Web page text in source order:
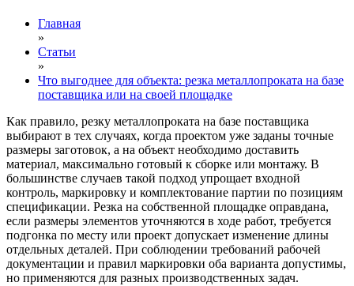
Главная
»
Статьи
»
Что выгоднее для объекта: резка металлопроката на базе
поставщика или на своей площадке
Как правило, резку металлопроката на базе поставщика
выбирают в тех случаях, когда проектом уже заданы точные
размеры заготовок, а на объект необходимо доставить
материал, максимально готовый к сборке или монтажу. В
большинстве случаев такой подход упрощает входной
контроль, маркировку и комплектование партии по позициям
спецификации. Резка на собственной площадке оправдана,
если размеры элементов уточняются в ходе работ, требуется
подгонка по месту или проект допускает изменение длины
отдельных деталей. При соблюдении требований рабочей
документации и правил маркировки оба варианта допустимы,
но применяются для разных производственных задач.